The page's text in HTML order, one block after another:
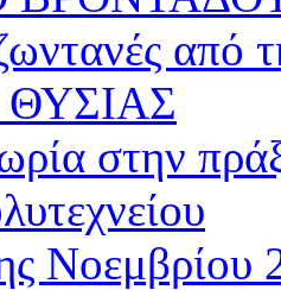
από
στην
Νοεμβρίου